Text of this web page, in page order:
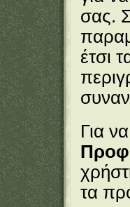
σας.
έτσι
Για
τα